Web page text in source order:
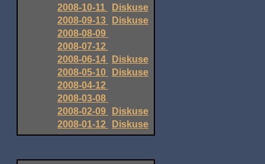
2008-10-11
Diskuse
2008-09-13
Diskuse
2008-08-09
2008-07-12
2008-06-14
Diskuse
2008-05-10
Diskuse
2008-04-12
2008-03-08
2008-02-09
Diskuse
2008-01-12
Diskuse